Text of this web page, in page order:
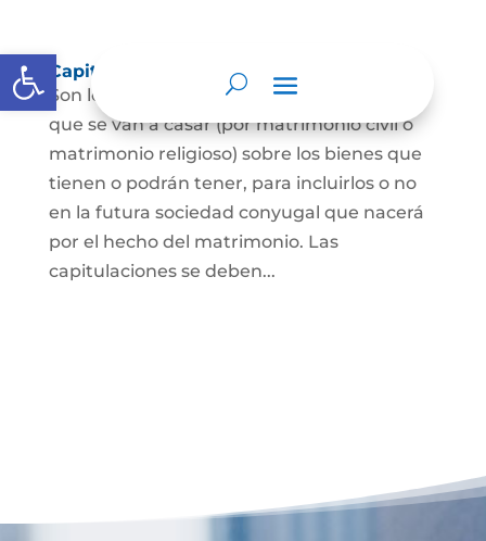
Abrir barra de herramientas
Capitulaciones Matrimoniales
Son los acuerdos que hacen las personas
que se van a casar (por matrimonio civil o
matrimonio religioso) sobre los bienes que
tienen o podrán tener, para incluirlos o no
en la futura sociedad conyugal que nacerá
por el hecho del matrimonio. Las
capitulaciones se deben...